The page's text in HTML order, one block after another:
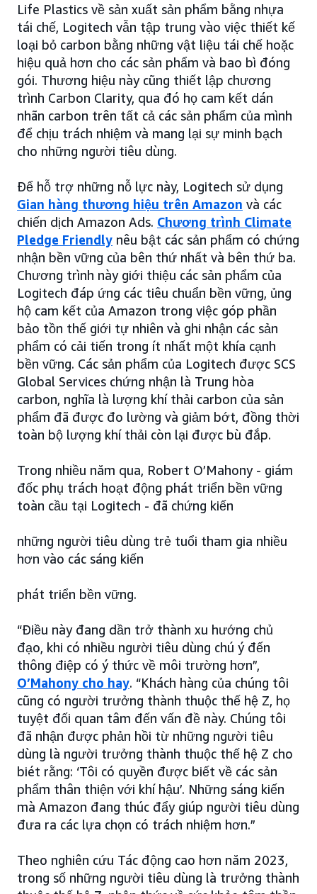
Life Plastics về sản xuất sản phẩm bằng nhựa
tái chế, Logitech vẫn tập trung vào việc thiết kế
loại bỏ carbon bằng những vật liệu tái chế hoặc
hiệu quả hơn cho các sản phẩm và bao bì đóng
gói. Thương hiệu này cũng thiết lập chương
trình Carbon Clarity, qua đó họ cam kết dán
nhãn carbon trên tất cả các sản phẩm của mình
để chịu trách nhiệm và mang lại sự minh bạch
cho những người tiêu dùng.
Để hỗ trợ những nỗ lực này, Logitech sử dụng
Gian hàng thương hiệu trên Amazon và các
chiến dịch Amazon Ads. Chương trình Climate
Pledge Friendly nêu bật các sản phẩm có chứng
nhận bền vững của bên thứ nhất và bên thứ ba.
Chương trình này giới thiệu các sản phẩm của
Logitech đáp ứng các tiêu chuẩn bền vững, ủng
hộ cam kết của Amazon trong việc góp phần
bảo tồn thế giới tự nhiên và ghi nhận các sản
phẩm có cải tiến trong ít nhất một khía cạnh
bền vững. Các sản phẩm của Logitech được SCS
Global Services chứng nhận là Trung hòa
carbon, nghĩa là lượng khí thải carbon của sản
phẩm đã được đo lường và giảm bớt, đồng thời
toàn bộ lượng khí thải còn lại được bù đắp.
Trong nhiều năm qua, Robert O’Mahony - giám
đốc phụ trách hoạt động phát triển bền vững
toàn cầu tại Logitech - đã chứng kiến
những người tiêu dùng trẻ tuổi tham gia nhiều
hơn vào các sáng kiến
phát triển bền vững.
“Điều này đang dần trở thành xu hướng chủ
đạo, khi có nhiều người tiêu dùng chú ý đến
thông điệp có ý thức về môi trường hơn”,
O’Mahony cho hay. “Khách hàng của chúng tôi
cũng có người trưởng thành thuộc thế hệ Z, họ
tuyệt đối quan tâm đến vấn đề này. Chúng tôi
đã nhận được phản hồi từ những người tiêu
dùng là người trưởng thành thuộc thế hệ Z cho
biét rằng: ‘Tôi có quyền được biết về các sản
phẩm thân thiện với khí hậu’. Những sáng kiến
mà Amazon đang thúc đẩy giúp người tiêu dùng
đưa ra các lựa chọn có trách nhiệm hơn.”
Theo nghiên cứu Tác động cao hơn năm 2023,
trong số những người tiêu dùng là trưởng thành